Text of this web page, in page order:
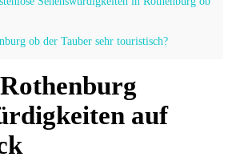
ob der Tauber sehr touristisch?
auf